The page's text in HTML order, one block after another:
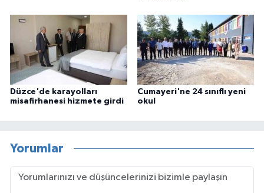
Düzce'de karayolları
misafirhanesi hizmete girdi
Cumayeri'ne 24 sınıflı yeni
okul
Yorumlar